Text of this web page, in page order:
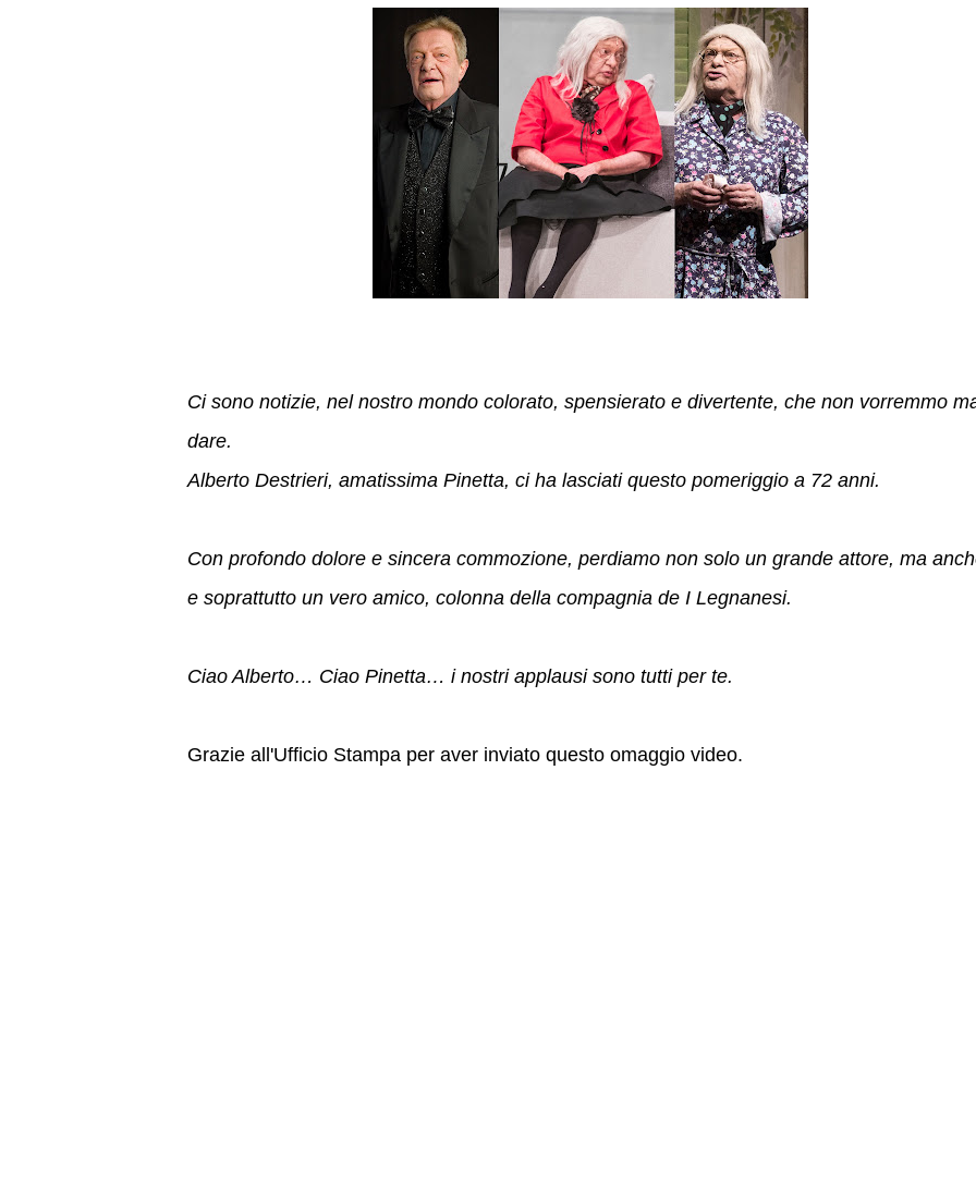
Ci sono notizie, nel nostro mondo colorato, spensierato e divertente, che non vorremmo
dare.
Alberto Destrieri, amatissima Pinetta, ci ha lasciati questo pomeriggio a 72 anni.
Con profondo dolore e sincera commozione, perdiamo non solo un grande attore, ma
e soprattutto un vero amico, colonna della compagnia de I Legnanesi.
Ciao Alberto… Ciao Pinetta… i nostri applausi sono tutti per te.
Grazie all'Ufficio Stampa per aver inviato questo omaggio video.